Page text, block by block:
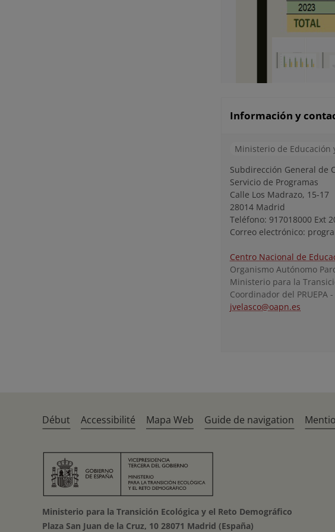
Información y
Ministerio de Educación
Subdirección General de
Servicio de Programas
Calle Los Madrazo, 15-17
28014 Madrid
Teléfono: 917018000 Ext
Correo electrónico:
Centro Nacional de
Organismo Autónomo
Ministerio para la
Coordinador del PRUEPA -
jvelasco@oapn.es
Début Accessibilité Mapa Web Guide de navigation
Ministerio para la Transición Ecológica y el Reto Demográfico
Plaza San Juan de la Cruz, 10 28071 Madrid (España)